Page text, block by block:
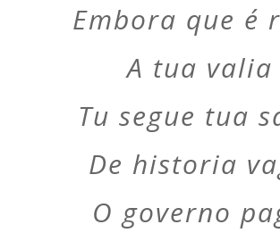
Embora que é
A tua valia
Tu segue tua
De historia
O governo